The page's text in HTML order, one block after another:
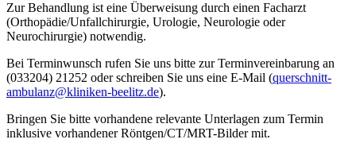
Zur Behandlung ist eine Überweisung durch einen Facharzt
(Orthopädie/Unfallchirurgie, Urologie, Neurologie oder
Neurochirurgie) notwendig.
Bei Terminwunsch rufen Sie uns bitte zur Terminvereinbarung an
(033204) 21252 oder schreiben Sie uns eine E-Mail (querschnitt-
ambulanz@kliniken-beelitz.de).
Bringen Sie bitte vorhandene relevante Unterlagen zum Termin
inklusive vorhandener Röntgen/CT/MRT-Bilder mit.